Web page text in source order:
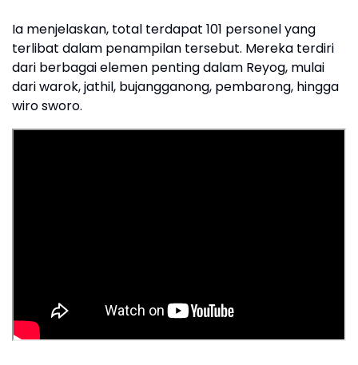
Ia menjelaskan, total terdapat 101 personel yang
terlibat dalam penampilan tersebut. Mereka terdiri
dari berbagai elemen penting dalam Reyog, mulai
dari warok, jathil, bujangganong, pembarong, hingga
wiro sworo.